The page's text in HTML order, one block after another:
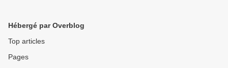
Hébergé par Overblog
Top articles
Pages